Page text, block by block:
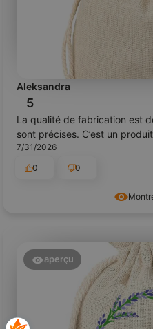
Aleksandra
5
La qualité de fabrication est
sont précises. C’est un
7/31/2026
0
0
aperçu